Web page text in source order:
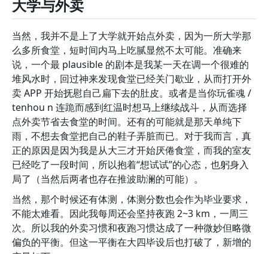
大学与外卖
当然，我并不是上了大学就开始点外卖，因为一所大学那
么多所食堂，短时间内马上吃腻显然不太可能。准确来
说，一个最 plausible 的剧本是我某一天在调一个很难的
堆风水时，回过神来发现食堂已经关门歇业，从而打开外
卖 APP 开始抚慰自己扁下去的肚皮。或者是当你玩雀魂 /
tenhou n 连跪而感到红温时想马上继续战斗，从而选择
点外卖节省去食堂的时间。还有的可能就是那天单纯下
雨，不想去食堂把自己的鞋子弄脏而已。对于我而言，真
正的原因是因为我是从大三才开始厌倦食堂，而我的室友
已经吃了一段时间，所以抱着“想试试”的心态，也躬身入
局了（当然后两者也存在推波助澜的可能）。
当然，那个时候还有体测，体测分数也会作为毕业要求，
不能太难看。因此我每周还会坚持夜跑 2~3 km，一周三
次。所以我的外卖习惯和夜跑习惯达成了一种微妙但略微
偏负的平衡。但这一平衡在大四毕设后也打破了，新增的